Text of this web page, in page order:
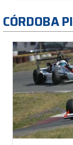
CÓRDOBA